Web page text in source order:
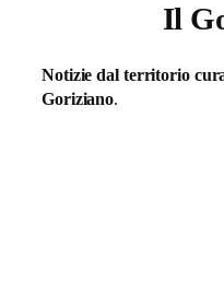
Il
Notizie dal territorio
Goriziano.